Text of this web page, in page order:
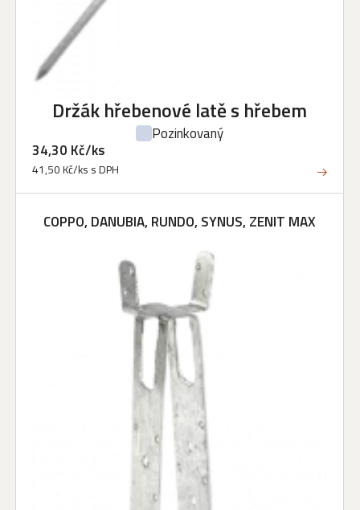
Držák hřebenové latě s hřebem
Pozinkovaný
34,30 Kč/ks
41,50 Kč/ks s DPH
COPPO, DANUBIA, RUNDO, SYNUS, ZENIT MAX